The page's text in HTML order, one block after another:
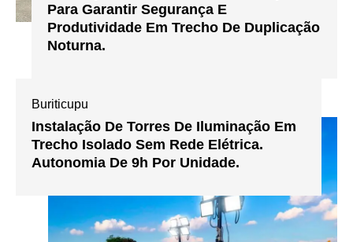
Para Garantir Segurança E
Produtividade Em Trecho De Duplicação
Noturna.
Buriticupu
Instalação De Torres De Iluminação Em
Trecho Isolado Sem Rede Elétrica.
Autonomia De 9h Por Unidade.